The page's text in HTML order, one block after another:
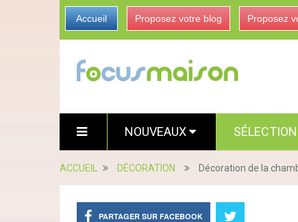
Accueil Proposez votre blog Proposez
NOUVEAUX
ACCUEIL DÉCORATION Décoration de la
PARTAGER SUR FACEBOOK